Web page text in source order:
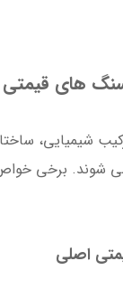
شیمیایی،
شوند. برخی
اصلی